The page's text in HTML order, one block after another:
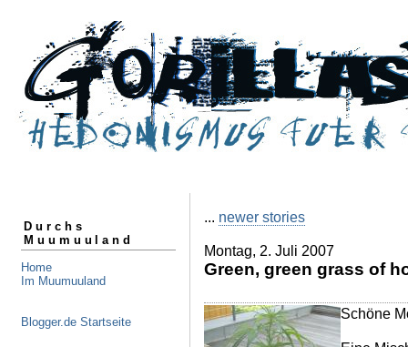
Durchs
Muumuuland
Home
Im Muumuuland
Blogger.de Startseite
... newer stories
Montag, 2. Juli 2007
Green, green grass of
Schöne